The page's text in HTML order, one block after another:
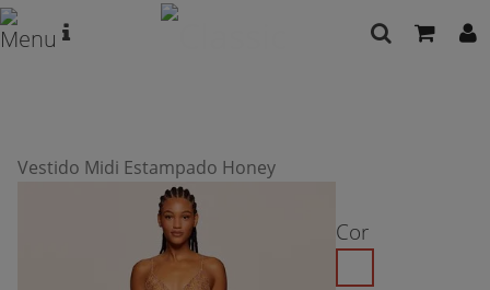
Vestido Midi Estampado Honey
Cor